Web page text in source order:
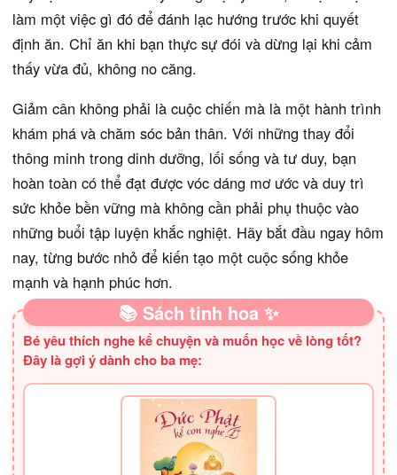
làm một việc gì đó để đánh lạc hướng trước khi quyết
định ăn. Chỉ ăn khi bạn thực sự đói và dừng lại khi cảm
thấy vừa đủ, không no căng.
Giảm cân không phải là cuộc chiến mà là một hành trình
khám phá và chăm sóc bản thân. Với những thay đổi
thông minh trong dinh dưỡng, lối sống và tư duy, bạn
hoàn toàn có thể đạt được vóc dáng mơ ước và duy trì
sức khỏe bền vững mà không cần phải phụ thuộc vào
những buổi tập luyện khắc nghiệt. Hãy bắt đầu ngay hôm
nay, từng bước nhỏ để kiến tạo một cuộc sống khỏe
mạnh và hạnh phúc hơn.
📚 Sách tinh hoa ✨
Bé yêu thích nghe kể chuyện và muốn học về lòng tốt?
Đây là gợi ý dành cho ba mẹ: